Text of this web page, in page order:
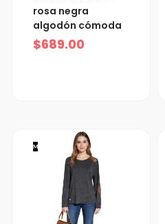
rosa negra
algodón cómoda
$689.00
M